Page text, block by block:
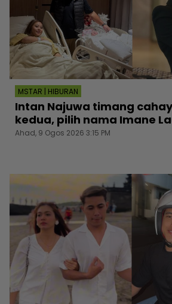
MSTAR | HIBURAN
Intan Najuwa timang
kedua, pilih nama Imane
Ahad, 9 Ogos 2026 3:15 PM